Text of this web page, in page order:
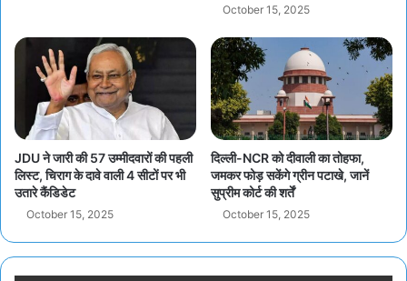
October 15, 2025
JDU ने जारी की 57 उम्मीदवारों की पहली
लिस्ट, चिराग के दावे वाली 4 सीटों पर भी
उतारे कैंडिडेट
October 15, 2025
दिल्ली-NCR को दीवाली का तोहफा,
जमकर फोड़ सकेंगे ग्रीन पटाखे, जानें
सुप्रीम कोर्ट की शर्तें
October 15, 2025